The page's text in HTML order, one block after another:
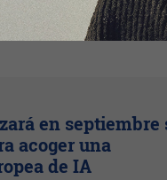
en septiembre
acoger una
de IA